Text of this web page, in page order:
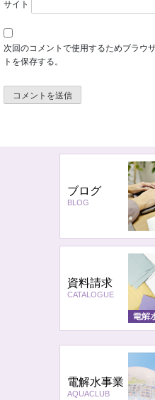
サイト
次回のコメントで使用するためブラウ
トを保存する。
ブログ
BLOG
資料請求
CATALOGUE
電解水事業
AQUACLUB